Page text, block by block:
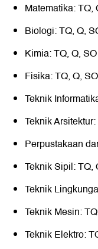
Matematika: TQ,
Biologi: TQ, Q,
Kimia: TQ, Q, SO
Fisika: TQ, Q, SO
Teknik
Teknik
Perpustakaan
Teknik Sipil: TQ,
Teknik
Teknik Mesin:
Teknik Elektro: